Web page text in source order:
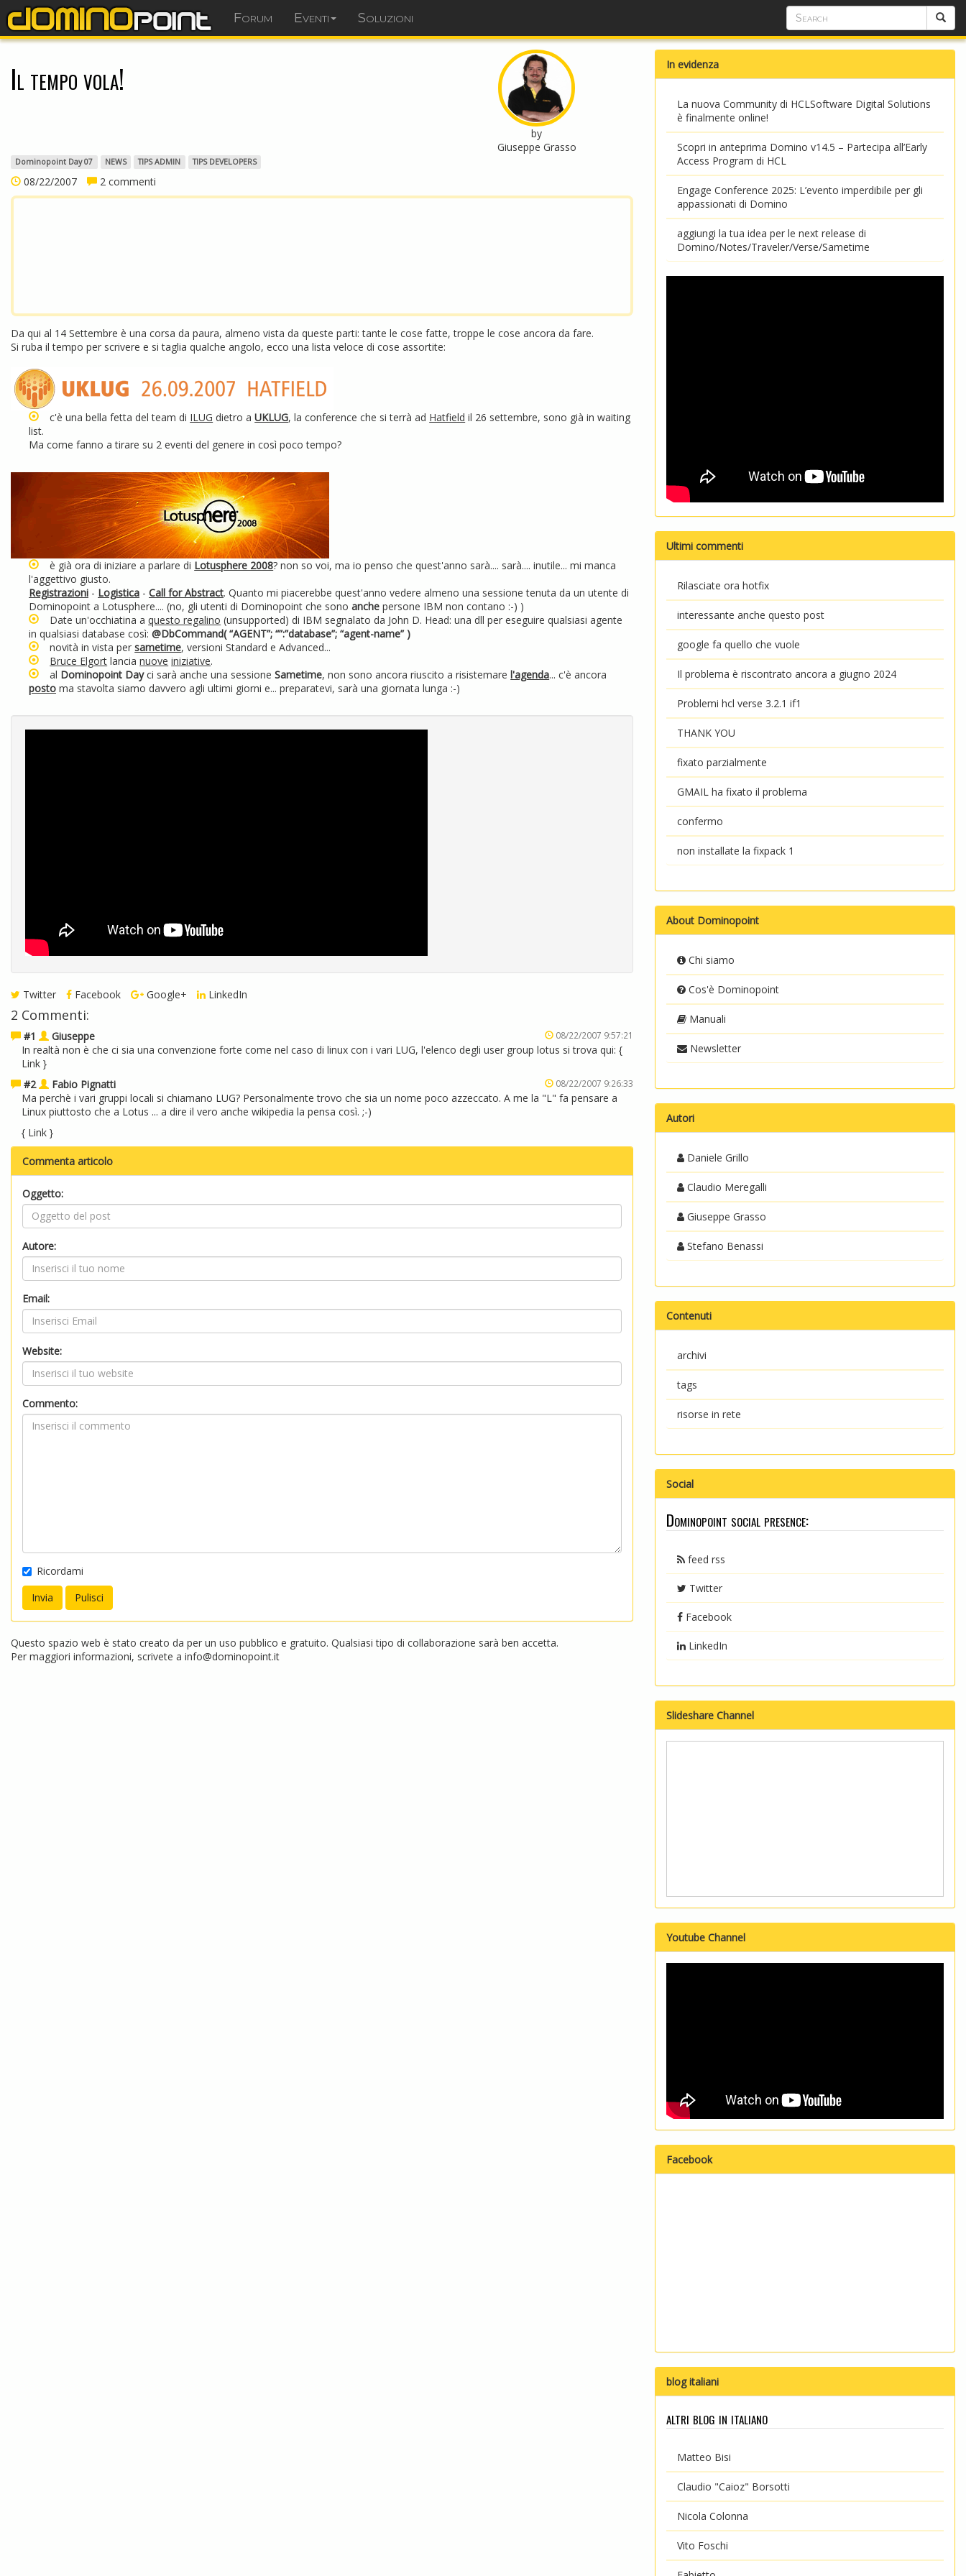
Forum Eventi Soluzioni
Il tempo vola!
by
Giuseppe Grasso
Dominopoint Day 07 NEWS TIPS ADMIN TIPS DEVELOPERS
08/22/2007 2 commenti
Da qui al 14 Settembre è una corsa da paura, almeno vista da queste parti: tante le cose fatte, troppe le cose ancora da fare.
Si ruba il tempo per scrivere e si taglia qualche angolo, ecco una lista veloce di cose assortite:
c'è una bella fetta del team di ILUG dietro aUKLUG, la conference che si terrà ad Hatfield il 26 settembre, sono già in waiting
list.
Ma come fanno a tirare su 2 eventi del genere in così poco tempo?
è già ora di iniziare a parlare di Lotusphere 2008? non so voi, ma io penso che quest'anno sarà.... sarà.... inutile... mi manca
l'aggettivo giusto.
Registrazioni - Logistica -Call for Abstract. Quanto mi piacerebbe quest'anno vedere almeno una sessione tenuta da un utente di
Dominopoint a Lotusphere.... (no, gli utenti di Dominopoint che sonoanche persone IBM non contano :-) )
Date un'occhiatina aquesto regalino (unsupported) di IBM segnalato da John D. Head: una dll per eseguire qualsiasi agente
in qualsiasi database così:@DbCommand( “AGENT”; “”:”database”; “agent-name” )
novità in vista persametime, versioni Standard e Advanced...
Bruce Elgort lancianuove iniziative.
al Dominopoint Dayci sarà anche una sessioneSametime, non sono ancora riuscito a risistemarel'agenda... c'è ancora
posto ma stavolta siamo davvero agli ultimi giorni e... preparatevi, sarà una giornata lunga :-)
Twitter Facebook Google+ LinkedIn
2 Commenti:
#1 Giuseppe 08/22/2007 9:57:21
In realtà non è che ci sia una convenzione forte come nel caso di linux con i vari LUG, l'elenco degli user group lotus si trova qui: {
Link }
#2
Fabio Pignatti 08/22/2007 9:26:33
Ma perchè i vari gruppi locali si chiamano LUG? Personalmente trovo che sia un nome poco azzeccato. A me la "L" fa pensare a
Linux piuttosto che a Lotus ... a dire il vero anche wikipedia la pensa così. ;-)
{ Link }
Commenta articolo
Oggetto:
Autore:
Email:
Website:
Commento:
Ricordami
Questo spazio web è stato creato da per un uso pubblico e gratuito. Qualsiasi tipo di collaborazione sarà ben accetta.
Per maggiori informazioni, scrivete a info@dominopoint.it
In evidenza
La nuova Community di HCLSoftware Digital Solutions
è finalmente online!
Scopri in anteprima Domino v14.5 – Partecipa all’Early
Access Program di HCL
Engage Conference 2025: L’evento imperdibile per gli
appassionati di Domino
aggiungi la tua idea per le next release di
Domino/Notes/Traveler/Verse/Sametime
Ultimi commenti
Rilasciate ora hotfix
interessante anche questo post
google fa quello che vuole
Il problema è riscontrato ancora a giugno 2024
Problemi hcl verse 3.2.1 if1
THANK YOU
fixato parzialmente
GMAIL ha fixato il problema
confermo
non installate la fixpack 1
About Dominopoint
Chi siamo
Cos'è Dominopoint
Manuali
Newsletter
Autori
Daniele Grillo
Claudio Meregalli
Giuseppe Grasso
Stefano Benassi
Contenuti
archivi
tags
risorse in rete
Social
Dominopoint social presence:
feed rss
Twitter
Facebook
LinkedIn
Slideshare Channel
Youtube Channel
Facebook
blog italiani
altri blog in italiano
Matteo Bisi
Claudio "Caioz" Borsotti
Nicola Colonna
Vito Foschi